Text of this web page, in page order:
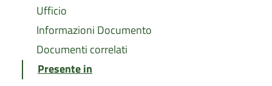
Ufficio
Informazioni Documento
Documenti correlati
Presente in